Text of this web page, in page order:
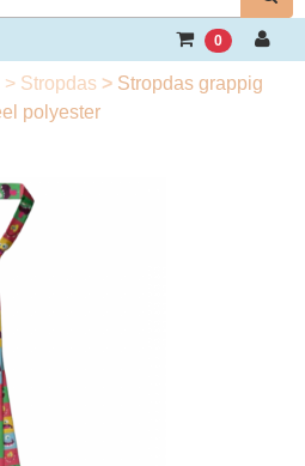
0
> Stropdas > Stropdas grappig
polyester